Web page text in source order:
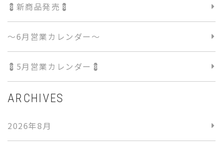
💈新商品発売💈
〜6月営業カレンダー〜
💈5月営業カレンダー💈
ARCHIVES
2026年8月